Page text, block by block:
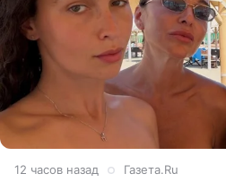
12 часов назад Газета.Ru